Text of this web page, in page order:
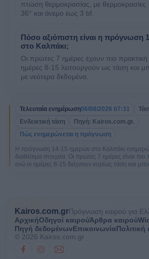
πτώση θερμοκρασίας, με θερμοκρασίες
36° και άνεμο έως 3 bf.
Πόσο αξιόπιστη είναι η πρόγνωση
στο Καλπάκι;
Οι πρώτες 7 ημέρες έχουν πιο πρακτική
ημέρες 8-15 λειτουργούν ως τάση και
με νεότερα δεδομένα.
Τελευταία ενημέρωση06/08/2026 07:31
Ενδεικτική τάση Πηγή: Kairos.com.gr.
Πώς ενημερώνεται η πρόγνωση
Η πρόγνωση 14-15 ημερών στο Καλπάκι
διαθέσιμα στοιχεία. Οι πρώτες 7 ημέρες είναι πιο
ενώ οι ημέρες 8-15 δείχνουν κυρίως τάση και
Kairos.com.grΠρόγνωση καιρού για
ΑρχικήΟδηγοί καιρούΆρθρα καιρού
Πηγή δεδομένωνΕπικοινωνία
© 2026 Kairos.com.gr